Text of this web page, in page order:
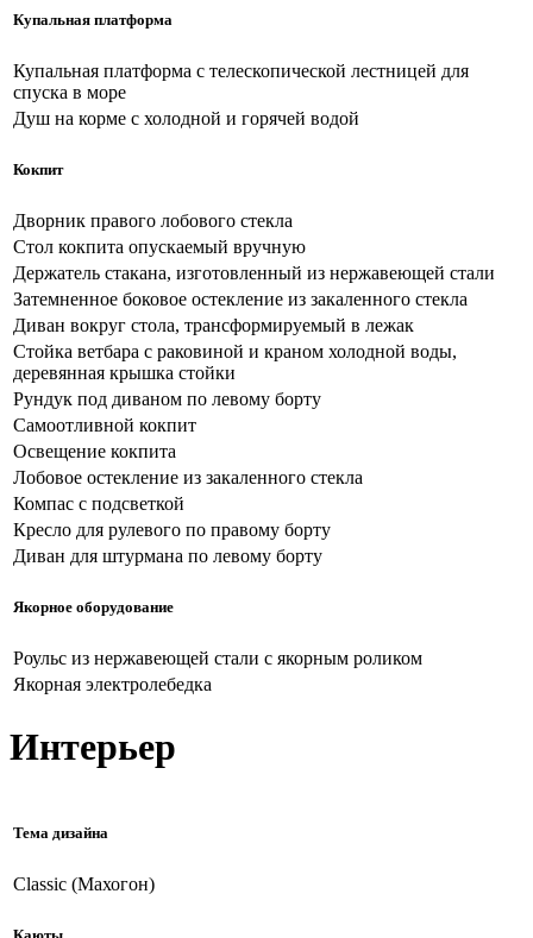
Купальная платформа
Купальная платформа с телескопической лестницей для
спуска в море
Душ на корме с холодной и горячей водой
Кокпит
Дворник правого лобового стекла
Стол кокпита опускаемый вручную
Держатель стакана, изготовленный из нержавеющей стали
Затемненное боковое остекление из закаленного стекла
Диван вокруг стола, трансформируемый в лежак
Стойка ветбара с раковиной и краном холодной воды,
деревянная крышка стойки
Рундук под диваном по левому борту
Самоотливной кокпит
Освещение кокпита
Лобовое остекление из закаленного стекла
Компас с подсветкой
Кресло для рулевого по правому борту
Диван для штурмана по левому борту
Якорное оборудование
Роульс из нержавеющей стали с якорным роликом
Якорная электролебедка
Интерьер
Тема дизайна
Classic (Махогон)